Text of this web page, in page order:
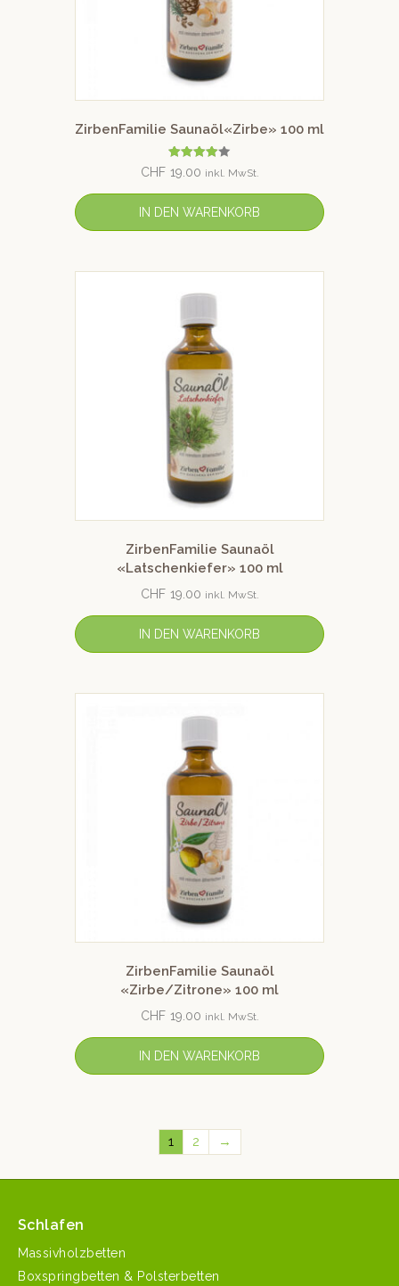
ZirbenFamilie Saunaöl«Zirbe» 100 ml
Bewertet
mit
CHF 19.00 inkl. MwSt.
IN DEN WARENKORB
ZirbenFamilie Saunaöl
«Latschenkiefer» 100 ml
CHF 19.00 inkl. MwSt.
IN DEN WARENKORB
ZirbenFamilie Saunaöl
«Zirbe/Zitrone» 100 ml
CHF 19.00 inkl. MwSt.
IN DEN WARENKORB
1 2 →
Schlafen
Massivholzbetten
Boxspringbetten & Polsterbetten